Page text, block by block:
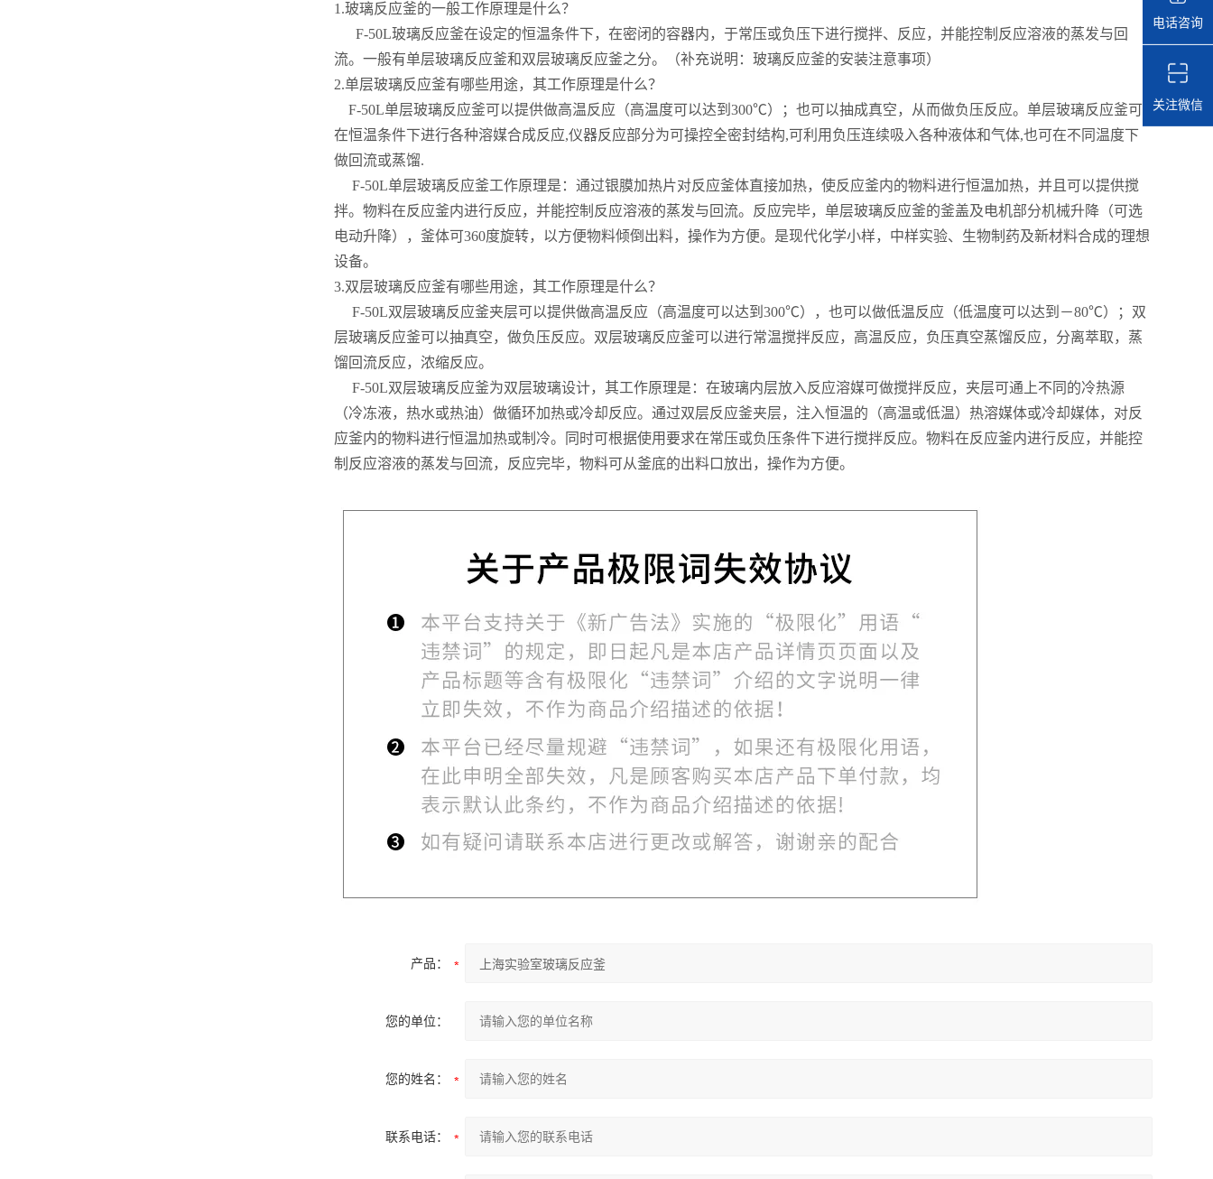
1.玻璃反应釜的一般工作原理是什么？
F-50L玻璃反应釜在设定的恒温条件下，在密闭的容器内，于常压或负压下进行搅拌、反应，并能控制反应溶液的蒸发与回
流。一般有单层玻璃反应釜和双层玻璃反应釜之分。（补充说明：玻璃反应釜的安装注意事项）
2.单层玻璃反应釜有哪些用途，其工作原理是什么？
F-50L单层玻璃反应釜可以提供做高温反应（高温度可以达到300℃）；也可以抽成真空，从而做负压反应。单层玻璃反应釜可
在恒温条件下进行各种溶媒合成反应,仪器反应部分为可操控全密封结构,可利用负压连续吸入各种液体和气体,也可在不同温度下
做回流或蒸馏.
F-50L单层玻璃反应釜工作原理是：通过银膜加热片对反应釜体直接加热，使反应釜内的物料进行恒温加热，并且可以提供搅
拌。物料在反应釜内进行反应，并能控制反应溶液的蒸发与回流。反应完毕，单层玻璃反应釜的釜盖及电机部分机械升降（可选
电动升降），釜体可360度旋转，以方便物料倾倒出料，操作为方便。是现代化学小样，中样实验、生物制药及新材料合成的理想
设备。
3.双层玻璃反应釜有哪些用途，其工作原理是什么？
F-50L双层玻璃反应釜夹层可以提供做高温反应（高温度可以达到300℃），也可以做低温反应（低温度可以达到－80℃）；双
层玻璃反应釜可以抽真空，做负压反应。双层玻璃反应釜可以进行常温搅拌反应，高温反应，负压真空蒸馏反应，分离萃取，蒸
馏回流反应，浓缩反应。
F-50L双层玻璃反应釜为双层玻璃设计，其工作原理是：在玻璃内层放入反应溶媒可做搅拌反应，夹层可通上不同的冷热源
（冷冻液，热水或热油）做循环加热或冷却反应。通过双层反应釜夹层，注入恒温的（高温或低温）热溶媒体或冷却媒体，对反
应釜内的物料进行恒温加热或制冷。同时可根据使用要求在常压或负压条件下进行搅拌反应。物料在反应釜内进行反应，并能控
制反应溶液的蒸发与回流，反应完毕，物料可从釜底的出料口放出，操作为方便。
产品：
您的单位：
您的姓名：
联系电话：
电话咨询
关注微信